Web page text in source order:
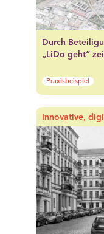
Durch
„LiDo geht“
Praxisbeispiel
Innovative,